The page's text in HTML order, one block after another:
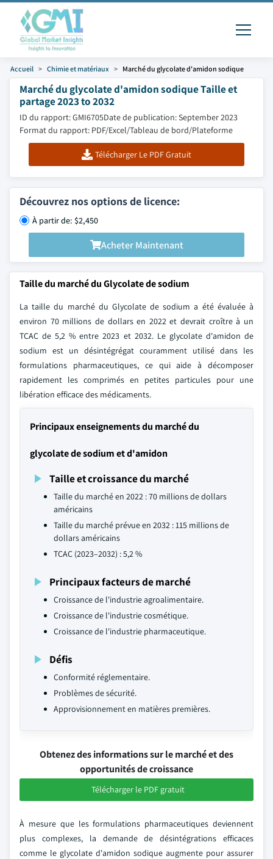
Accueil Chimie et matériaux Marché du glycolate d'amidon sodique
Marché du glycolate d'amidon sodique Taille et
partage 2023 to 2032
ID du rapport: GMI6705Date de publication: September 2023
Format du rapport: PDF/Excel/Tableau de bord/Plateforme
Télécharger Le PDF Gratuit
Découvrez nos options de licence:
À partir de: $2,450
Acheter Maintenant
Taille du marché du Glycolate de sodium
La taille du marché du Glycolate de sodium a été évaluée à
environ 70 millions de dollars en 2022 et devrait croître à un
TCAC de 5,2 % entre 2023 et 2032. Le glycolate d'amidon de
sodium est un désintégrégat couramment utilisé dans les
formulations pharmaceutiques, ce qui aide à décomposer
rapidement les comprimés en petites particules pour une
libération efficace des médicaments.
Principaux enseignements du marché du
glycolate de sodium et d'amidon
Taille et croissance du marché
Taille du marché en 2022 : 70 millions de dollars
américains
Taille du marché prévue en 2032 : 115 millions de
dollars américains
TCAC (2023–2032) : 5,2 %
Principaux facteurs de marché
Croissance de l'industrie agroalimentaire.
Croissance de l'industrie cosmétique.
Croissance de l'industrie pharmaceutique.
Défis
Conformité réglementaire.
Problèmes de sécurité.
Approvisionnement en matières premières.
Obtenez des informations sur le marché et des
opportunités de croissance
Télécharger le PDF gratuit
À mesure que les formulations pharmaceutiques deviennent
plus complexes, la demande de désintégrations efficaces
comme le glycolate d'amidon sodique augmente pour assurer